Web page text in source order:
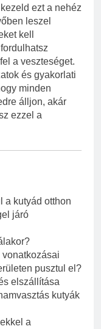
ezt a nehéz
leszel
kell
a veszteséget.
és gyakorlati
minden
álljon, akár
ezzel a
a kutyád otthon
járó
pusztul el?
elszállítása
kutyák
a